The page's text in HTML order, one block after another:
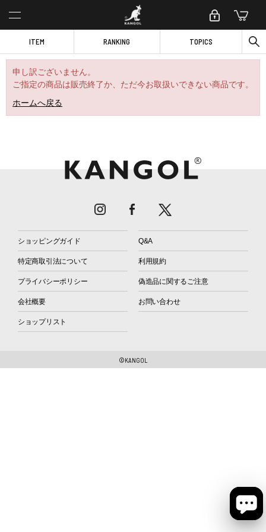
ITEM RANKING TOPICS
申し訳ございません。
ご指定の商品は販売終了か、ただ今お取扱いできない商品です。
ホームへ戻る
ショッピングガイド Q&A
特定商取引法について 利用規約
プライバシーポリシー 偽造品に関するご注意
会社概要 お問い合わせ
ショップリスト
©KANGOL